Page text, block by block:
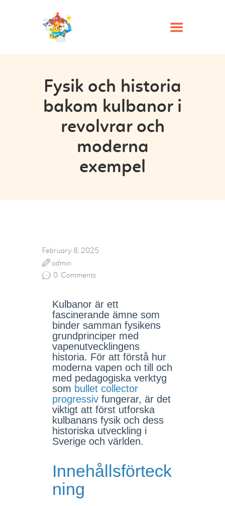
Fysik och historia
bakom kulbanor i
revolvrar och
moderna
exempel
HOME
ABOUT
CONTACT
SIGN WAIVER
BOOK A PARTY
February 8, 2025
0 Comments
admin
Kulbanor är ett
fascinerande ämne som
binder samman fysikens
grundprinciper med
vapenutvecklingens
historia. För att förstå hur
moderna vapen och till och
med pedagogiska verktyg
som bullet collector
progressiv fungerar, är det
viktigt att först utforska
kulbanans fysik och dess
historiska utveckling i
Sverige och världen.
Innehållsförteck
ning